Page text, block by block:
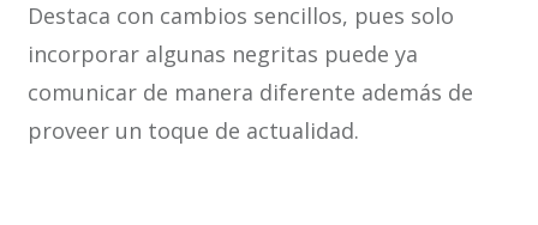
Destaca con cambios sencillos, pues solo
incorporar algunas negritas puede ya
comunicar de manera diferente además de
proveer un toque de actualidad.